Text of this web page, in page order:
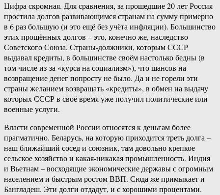
Цифра скромная. Для сравнения, за прошедшие 20 лет Россия
простила долгов развивающимся странам на сумму примерно
в 6 раз большую (и это ещё без учёта инфляции). Большинство
этих прощённых долгов – это, конечно же, наследство
Советского Союза. Страны-должники, которым СССР
выдавал кредиты, в большинстве своём настолько бедны (в
том числе из-за «курса на социализм»), что шансов на
возвращение денег попросту не было. Да и не горели эти
страны желанием возвращать «кредиты», в обмен на выдачу
которых СССР в своё время уже получил политические или
военные услуги.
Власти современной России относятся к деньгам более
прагматично. Беларусь, на которую приходится треть долга –
наш ближайший сосед и союзник, там довольно крепкое
сельское хозяйство и какая-никакая промышленность. Индия
и Вьетнам – восходящие экономические державы с огромным
населением и быстрым ростом ВВП. Сюда же примыкает и
Бангладеш. Эти долги отдадут, и с хорошими процентами.